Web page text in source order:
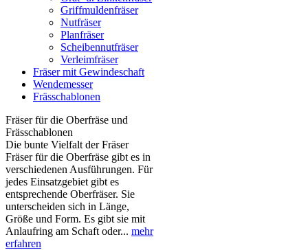
Griffmuldenfräser
Nutfräser
Planfräser
Scheibennutfräser
Verleimfräser
Fräser mit Gewindeschaft
Wendemesser
Frässchablonen
Fräser für die Oberfräse und
Frässchablonen
Die bunte Vielfalt der Fräser
Fräser für die Oberfräse gibt es in
verschiedenen Ausführungen. Für
jedes Einsatzgebiet gibt es
entsprechende Oberfräser. Sie
unterscheiden sich in Länge,
Größe und Form. Es gibt sie mit
Anlaufring am Schaft oder... mehr
erfahren